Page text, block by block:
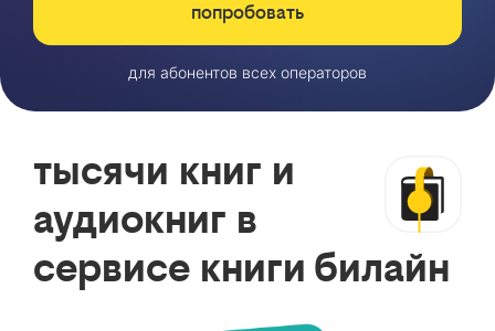
попробовать
для абонентов всех операторов
тысячи книг и
аудиокниг в
сервисе книги билайн